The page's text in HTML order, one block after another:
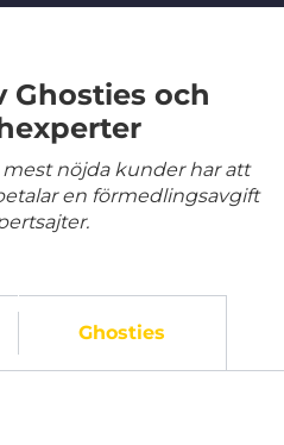
Ghosties och
mest nöjda kunder har att
en förmedlingsavgift
Ghosties